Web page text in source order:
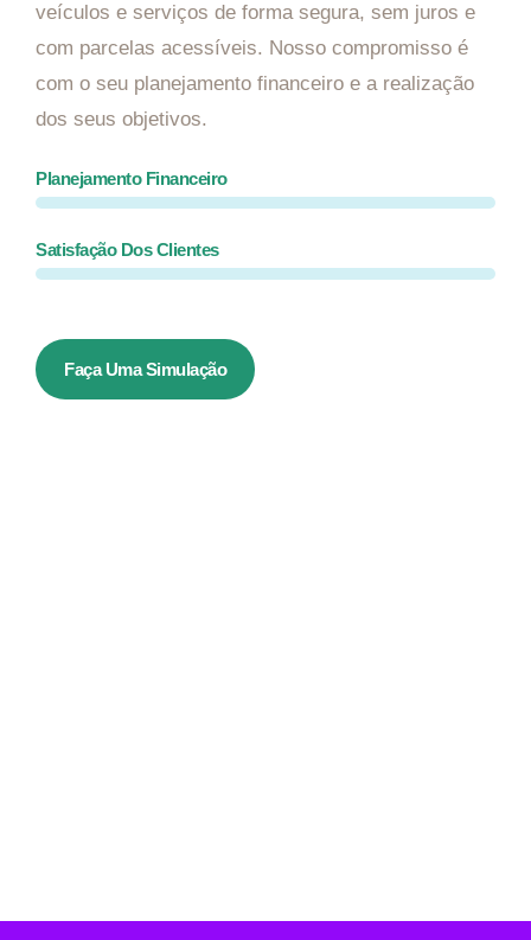
veículos e serviços de forma segura, sem juros e
com parcelas acessíveis. Nosso compromisso é
com o seu planejamento financeiro e a realização
dos seus objetivos.
Planejamento Financeiro
Satisfação Dos Clientes
Faça Uma Simulação